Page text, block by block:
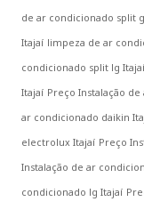
de ar condicionado split
Itajaí limpeza de ar
condicionado split lg Itajaí
Itajaí Preço Instalação
ar condicionado daikin
electrolux Itajaí Preço
Instalação de ar
condicionado lg Itajaí